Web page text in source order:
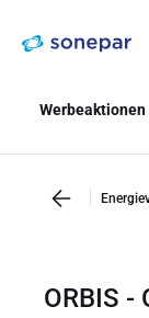
NavigationInhalt
Werbeaktionen
ORBIS -